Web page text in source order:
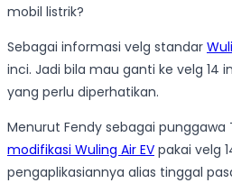
mobil listrik?
Sebagai informasi velg standar
inci. Jadi bila mau ganti ke velg 14
yang perlu diperhatikan.
Menurut Fendy sebagai punggawa
modifikasi Wuling Air EV pakai velg
pengaplikasiannya alias tinggal